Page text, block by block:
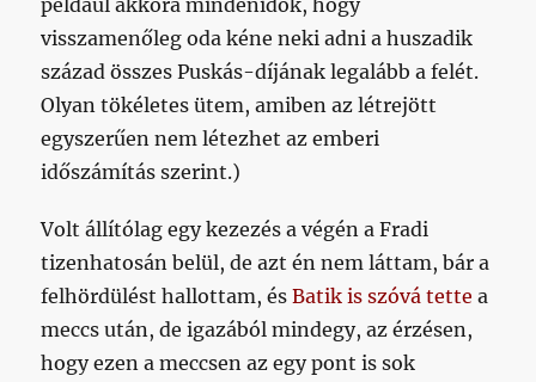
visszamenőleg oda kéne neki adni a huszadik
század összes Puskás-díjának legalább a felét.
Olyan tökéletes ütem, amiben az létrejött
egyszerűen nem létezhet az emberi
időszámítás szerint.)
Volt állítólag egy kezezés a végén a Fradi
tizenhatosán belül, de azt én nem láttam, bár a
felhördülést hallottam, ésBatik is szóvá tette a
meccs után, de igazából mindegy, az érzésen,
hogy ezen a meccsen az egy pont is sok